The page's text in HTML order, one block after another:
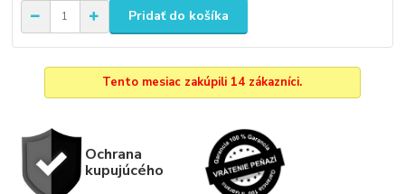
Pridať do košíka
Tento mesiac zakúpili 14 zákazníci.
Ochrana
kupujúcého